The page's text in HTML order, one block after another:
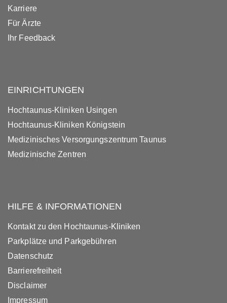
Karriere
Für Ärzte
Ihr Feedback
EINRICHTUNGEN
Hochtaunus-Kliniken Usingen
Hochtaunus-Kliniken Königstein
Medizinisches Versorgungszentrum Taunus
Medizinische Zentren
HILFE & INFORMATIONEN
Kontakt zu den Hochtaunus-Kliniken
Parkplätze und Parkgebühren
Datenschutz
Barrierefreiheit
Disclaimer
Impressum